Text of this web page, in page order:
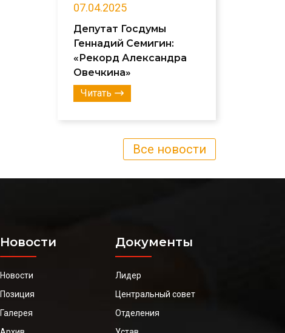
07.04.2025
Депутат Госдумы
Геннадий Семигин:
«Рекорд Александра
Овечкина»
Читать
Все новости
Новости
Новости
Позиция
Галерея
Документы
Лидер
Центральный совет
Отделения